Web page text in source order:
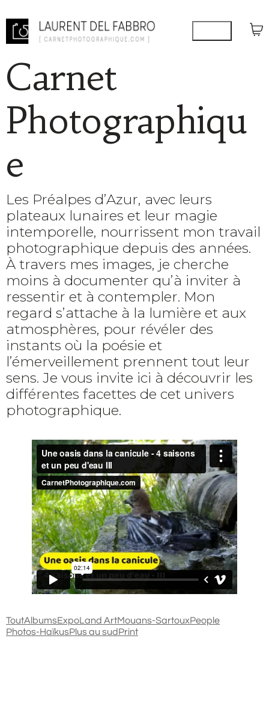
Carnet
Photographiqu
e
Les Préalpes d’Azur, avec leurs
plateaux lunaires et leur magie
intemporelle, nourrissent mon travail
photographique depuis des années.
À travers mes images, je cherche
moins à documenter qu’à inviter à
ressentir et à contempler. Mon
regard s’attache à la lumière et aux
atmosphères, pour révéler des
instants où la poésie et
l’émerveillement prennent tout leur
sens. Je vous invite ici à découvrir les
différentes facettes de cet univers
photographique.
ToutAlbumsExpoLand ArtMouans-SartouxPeople
Photos-HaïkusPlus au sudPrint